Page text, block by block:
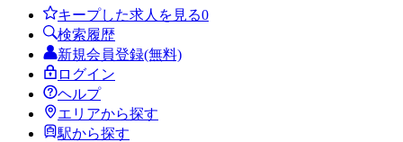
キープした求人を見る0
検索履歴
新規会員登録(無料)
ログイン
ヘルプ
エリアから探す
駅から探す